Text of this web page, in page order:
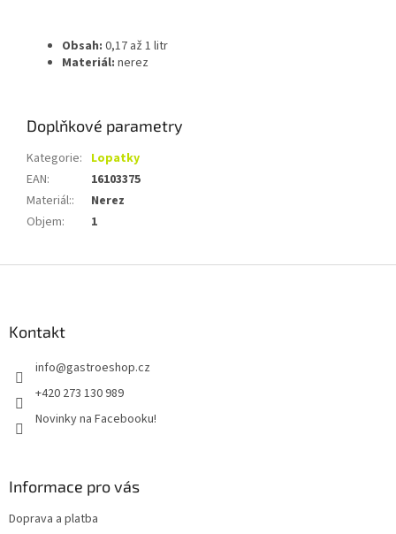
Obsah: 0,17 až 1 litr
Materiál: nerez
Doplňkové parametry
Kategorie: Lopatky
EAN:
16103375
Materiál::
Nerez
Objem: 1
Kontakt
info@gastroeshop.cz
+420 273 130 989
Novinky na Facebooku!
Informace pro vás
Doprava a platba